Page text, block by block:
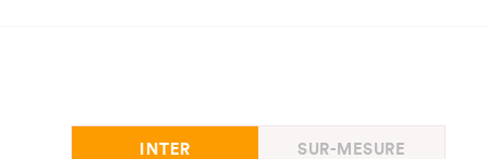
INTER SUR-MESURE